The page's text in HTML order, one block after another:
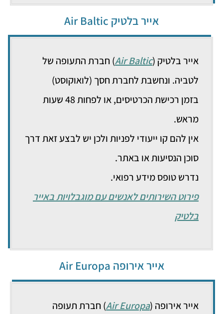
אייר בלטיק Air Baltic
אייר בלטיק (Air Baltic) חברת התעופה של
לטביה. ונחשבת לחברת חסך (לואוקוסט)
בזמן רכישת הכרטיסים, או לפחות 48 שעות
מראש.
אין להם קו ייעודי לפניות ולכן יש לבצע זאת דרך
סוכן הנסיעות או באתר.
נדרש טופס מידע רפואי.
פירוט השירותים לאנשים עם מוגבלויות באייר
בלטיק
אייר אירופה Air Europa
אייר אירופה (Air Europa) חברת תעופה